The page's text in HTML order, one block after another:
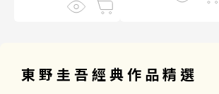
東野圭吾經典作品精選